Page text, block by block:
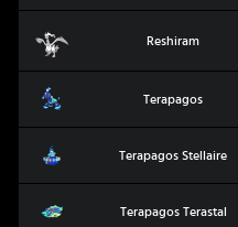
Reshiram
Terapagos
Terapagos Stellaire
Terapagos Terastal